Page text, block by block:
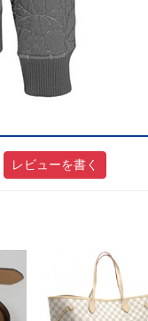
レビューを書く